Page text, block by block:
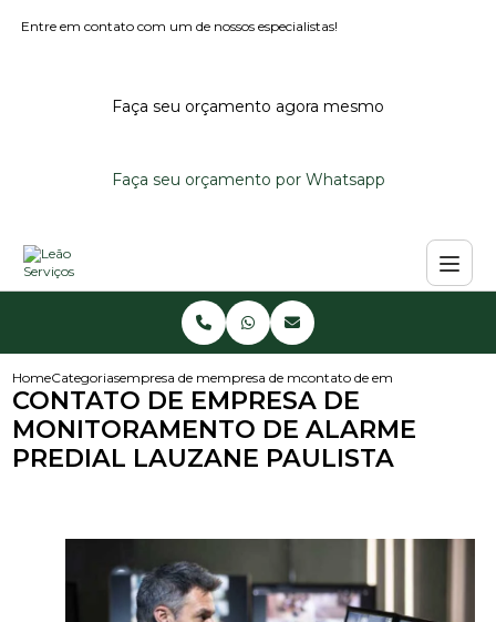
Entre em contato com um de nossos especialistas!
Faça seu orçamento agora mesmo
Faça seu orçamento por Whatsapp
HomeCategoriasempresa de monitoramento de alarmes
empresa de monitoramento de alarme
contato de empresa de
CONTATO DE EMPRESA DE
MONITORAMENTO DE ALARME
PREDIAL LAUZANE PAULISTA